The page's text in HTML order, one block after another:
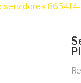
servidores